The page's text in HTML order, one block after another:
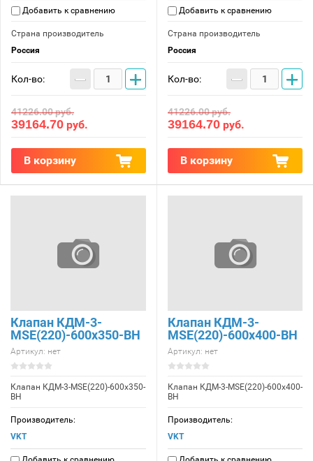
Добавить к сравнению
Страна производитель
Россия
Кол-во: − +
41226.00руб.
39164.70 руб.
В корзину
Добавить к сравнению
Страна производитель
Россия
Кол-во: − +
41226.00руб.
39164.70 руб.
В корзину
Клапан КДМ-3-
МSE(220)-600x350-ВН
Артикул: нет
Клапан КДМ-3-МSE(220)-600x350-
ВН
Производитель:
VKT
Клапан КДМ-3-
МSE(220)-600x400-ВН
Артикул: нет
Клапан КДМ-3-МSE(220)-600x400-
ВН
Производитель:
VKT